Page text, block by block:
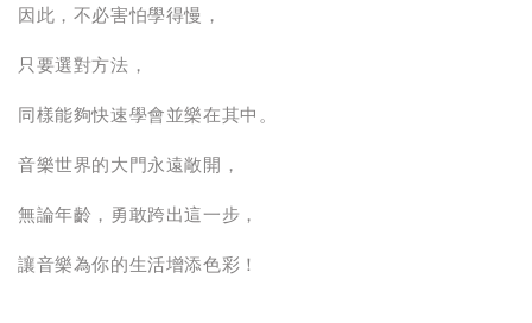
因此，不必害怕學得慢，
只要選對方法，
同樣能夠快速學會並樂在其中。
音樂世界的大門永遠敞開，
無論年齡，勇敢跨出這一步，
讓音樂為你的生活增添色彩！